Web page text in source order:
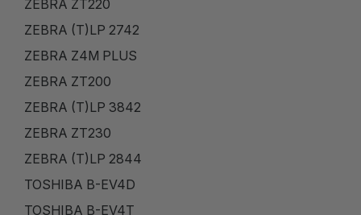
ZEBRA ZT220
ZEBRA (T)LP 2742
ZEBRA Z4M PLUS
ZEBRA ZT200
ZEBRA (T)LP 3842
ZEBRA ZT230
ZEBRA (T)LP 2844
TOSHIBA B-EV4D
TOSHIBA B-EV4T